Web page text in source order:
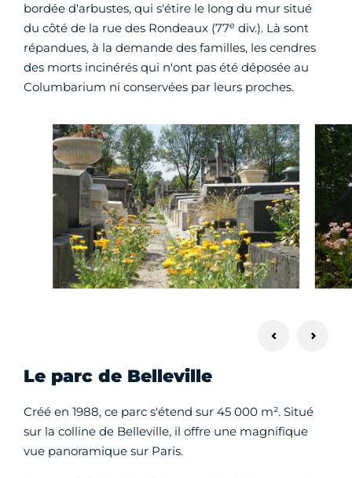
bordée d'arbustes, qui s'étire le long du mur situé
du côté de la rue des Rondeaux (77e div.). Là sont
répandues, à la demande des familles, les cendres
des morts incinérés qui n'ont pas été déposée au
Columbarium ni conservées par leurs proches.
Le parc de Belleville
Créé en 1988, ce parc s'étend sur 45 000 m². Situé
sur la colline de Belleville, il offre une magnifique
vue panoramique sur Paris.